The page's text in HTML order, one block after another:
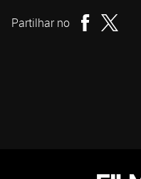
Partilhar no